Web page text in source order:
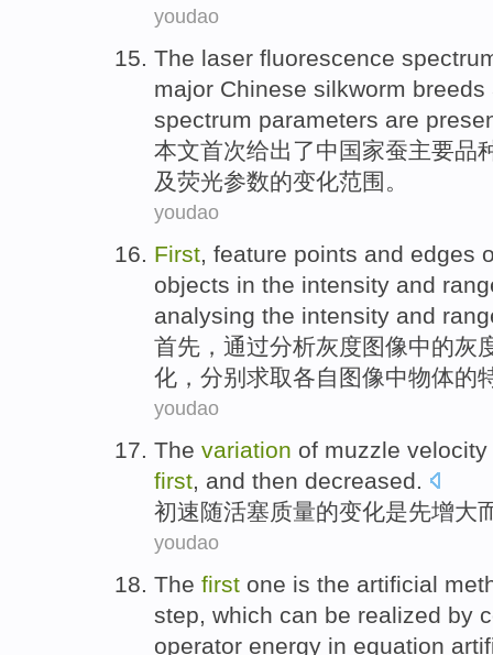
youdao
The laser fluorescence
major Chinese silkworm breeds
spectrum parameters are
本文首次给出了中国家蚕主要品
及荧光参数的变化范围 。
youdao
First, feature points and edges
objects in the intensity and
analysing the intensity and
首先 ， 通过分析灰度图像中的灰
化，分别求取各自图像中物体的
youdao
The variation of muzzle velocity
first, and then decreased.
初速随活塞质量的变化是先增大
youdao
The first one is the artificial
step , which can be realized by
operator energy in equation